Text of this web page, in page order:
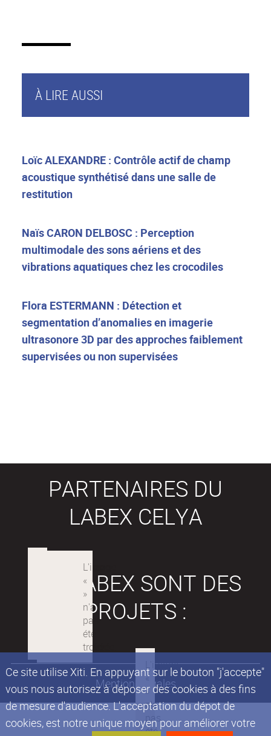
Ce site utilise Xiti. En appuyant sur le bouton "j'accepte"
vous nous autorisez à déposer des cookies à des fins
de mesure d'audience. L'acceptation du dépot de
cookies, est notre unique moyen pour améliorer votre
À LIRE AUSSI
Loïc ALEXANDRE : Contrôle actif de champ
acoustique synthétisé dans une salle de
restitution
Naïs CARON DELBOSC : Perception
multimodale des sons aériens et des
vibrations aquatiques chez les crocodiles
Flora ESTERMANN : Détection et
segmentation d’anomalies en imagerie
ultrasonore 3D par des approches faiblement
supervisées ou non supervisées
PARTENAIRES DU
LABEX CELYA
LES LABEX SONT DES
PROJETS :
Mentions légales